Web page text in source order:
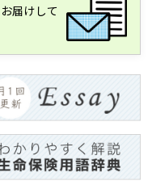
届けして